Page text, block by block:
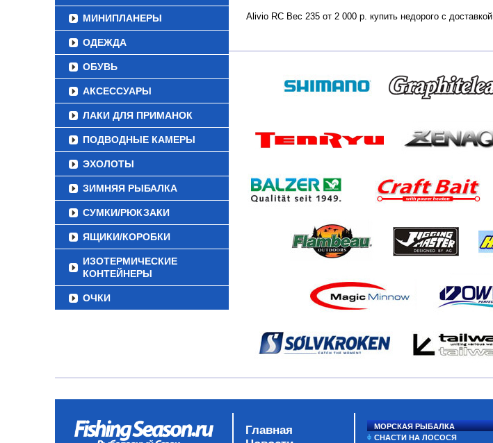
МИНИПЛАНЕРЫ
ОДЕЖДА
ОБУВЬ
АКСЕССУАРЫ
ЛАКИ ДЛЯ ПРИМАНОК
ПОДВОДНЫЕ КАМЕРЫ
ЭХОЛОТЫ
ЗИМНЯЯ РЫБАЛКА
СУМКИ/РЮКЗАКИ
ЯЩИКИ/КОРОБКИ
ИЗОТЕРМИЧЕСКИЕ
КОНТЕЙНЕРЫ
ОЧКИ
Alivio RC Вес 235 от 2 000 р. купить недорого с
Главная
МОРСКАЯ РЫБАЛКА
СНАСТИ НА ЛОСОСЯ